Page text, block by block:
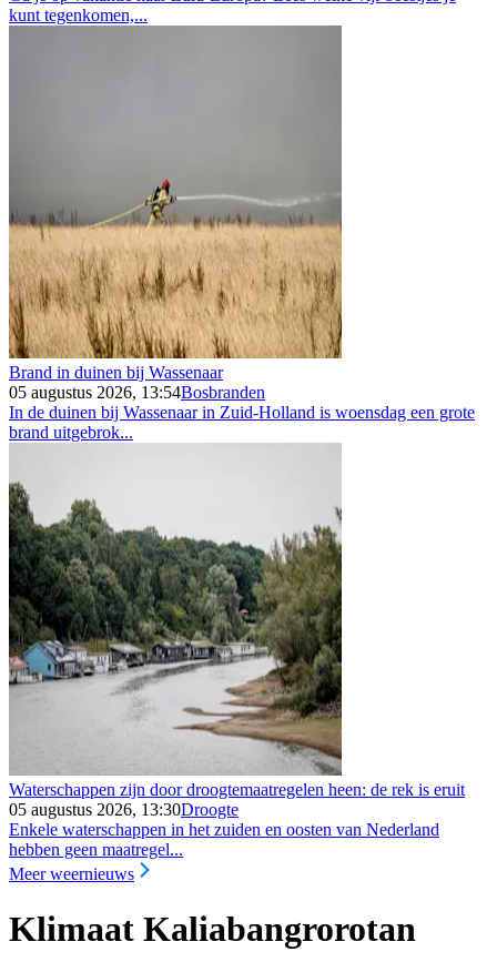
kunt tegenkomen,...
Brand in duinen bij Wassenaar
05 augustus 2026, 13:54Bosbranden
In de duinen bij Wassenaar in Zuid-Holland is woensdag een grote
brand uitgebrok...
Waterschappen zijn door droogtemaatregelen heen: de rek is eruit
05 augustus 2026, 13:30Droogte
Enkele waterschappen in het zuiden en oosten van Nederland
hebben geen maatregel...
Meer weernieuws
Klimaat Kaliabangrorotan